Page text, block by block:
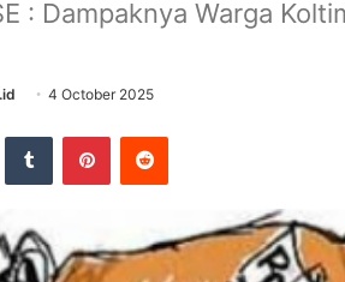
: Dampaknya Warga
4 October 2025